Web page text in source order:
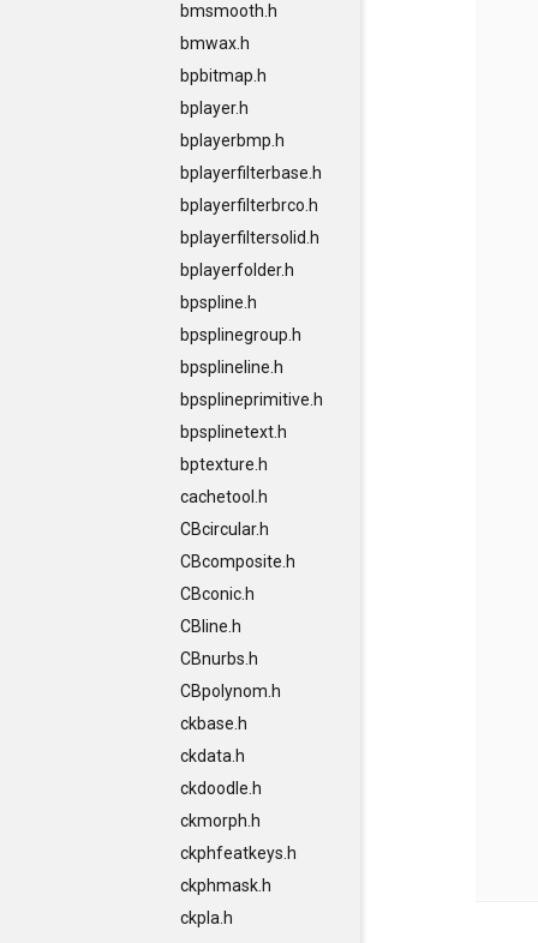
bmsmooth.h
bmwax.h
bpbitmap.h
bplayer.h
bplayerbmp.h
bplayerfilterbase.h
bplayerfilterbrco.h
bplayerfiltersolid.h
bplayerfolder.h
bpspline.h
bpsplinegroup.h
bpsplineline.h
bpsplineprimitive.h
bpsplinetext.h
bptexture.h
cachetool.h
CBcircular.h
CBcomposite.h
CBconic.h
CBline.h
CBnurbs.h
CBpolynom.h
ckbase.h
ckdata.h
ckdoodle.h
ckmorph.h
ckphfeatkeys.h
ckphmask.h
ckpla.h